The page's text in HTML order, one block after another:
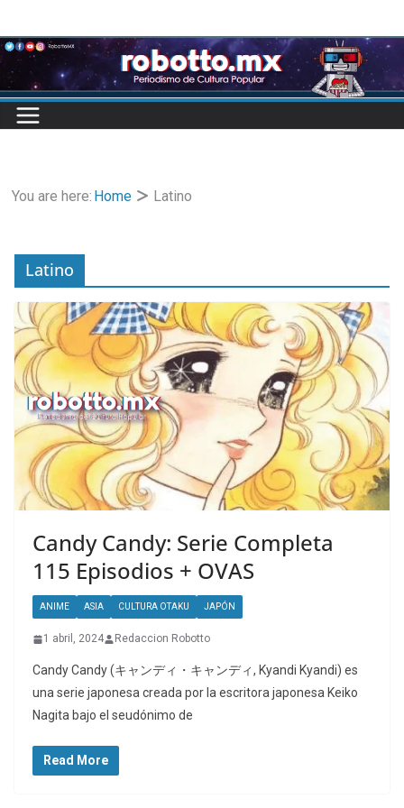
to
content
You are here: Home Latino
Latino
Candy Candy: Serie Completa
115 Episodios + OVAS
ANIME ASIA CULTURA OTAKU JAPÓN
1 abril, 2024 Redaccion Robotto
Candy Candy (キャンディ・キャンディ, Kyandi Kyandi) es
una serie japonesa creada por la escritora japonesa Keiko
Nagita bajo el seudónimo de
Read More